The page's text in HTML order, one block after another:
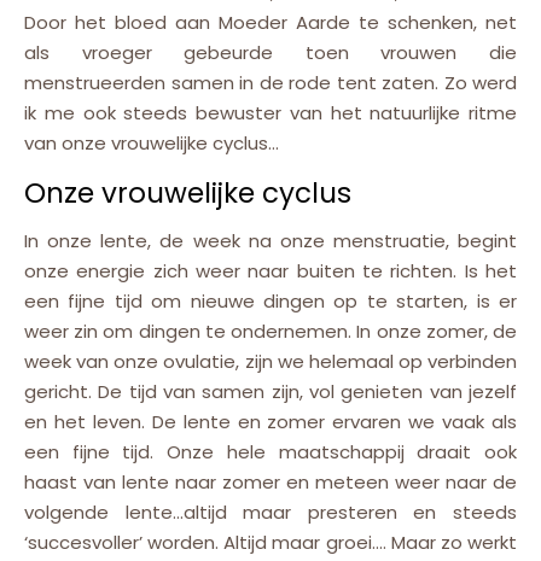
Door het bloed aan Moeder Aarde te schenken, net
als vroeger gebeurde toen vrouwen die
menstrueerden samen in de rode tent zaten. Zo werd
ik me ook steeds bewuster van het natuurlijke ritme
van onze vrouwelijke cyclus…
Onze vrouwelijke cyclus
In onze lente, de week na onze menstruatie, begint
onze energie zich weer naar buiten te richten. Is het
een fijne tijd om nieuwe dingen op te starten, is er
weer zin om dingen te ondernemen. In onze zomer, de
week van onze ovulatie, zijn we helemaal op verbinden
gericht. De tijd van samen zijn, vol genieten van jezelf
en het leven. De lente en zomer ervaren we vaak als
een fijne tijd. Onze hele maatschappij draait ook
haast van lente naar zomer en meteen weer naar de
volgende lente…altijd maar presteren en steeds
‘succesvoller’ worden. Altijd maar groei…. Maar zo werkt